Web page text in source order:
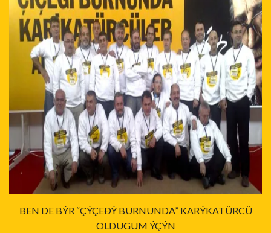
BEN DE BÝR “ÇÝÇEÐÝ BURNUNDA” KARÝKATÜRCÜ
OLDUGUM ÝÇÝN